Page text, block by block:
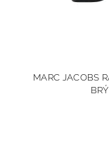
MARC JACOBS